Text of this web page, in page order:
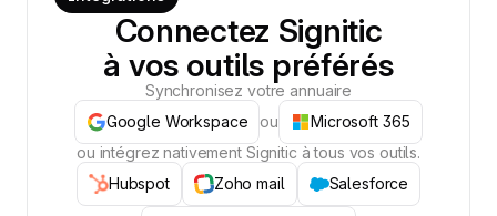
Connectez Signitic
à vos outils préférés
Synchronisez votre annuaire
Google Workspace
ou
Microsoft 365
ou intégrez nativement Signitic à tous vos outils.
Hubspot
Zoho mail Salesforce